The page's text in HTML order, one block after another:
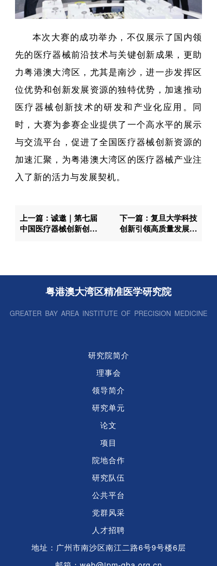
本次大赛的成功举办，不仅展示了国内领
先的医疗器械前沿技术与关键创新成果，更助
力粤港澳大湾区，尤其是南沙，进一步发挥区
位优势和创新发展资源的独特优势，加速推动
医疗器械创新技术的研发和产业化应用。同
时，大赛为参赛企业提供了一个高水平的展示
与交流平台，促进了全国医疗器械创新资源的
加速汇聚，为粤港澳大湾区的医疗器械产业注
入了新的活力与发展契机。
上一篇：诚邀｜第七届
中国医疗器械创新创业
下一篇：复旦大学科技
创新引领高质量发展专
粤港澳大湾区精准医学研究院
GREATER BAY AREA INSTITUTE OF PRECISION MEDICINE
研究院简介
理事会
领导简介
研究单元
论文
项目
院地合作
研究队伍
公共平台
党群风采
人才招聘
地址：广州市南沙区南江二路6号9号楼6层